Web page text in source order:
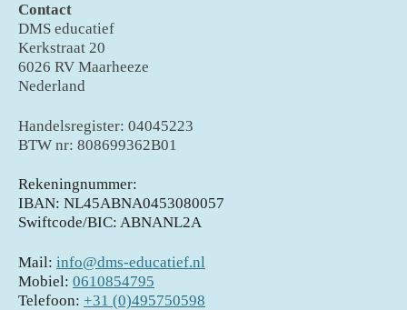
Contact
DMS educatief
Kerkstraat 20
6026 RV Maarheeze
Nederland
Handelsregister: 04045223
BTW nr: 808699362B01
Rekeningnummer:
IBAN: NL45ABNA0453080057
Swiftcode/BIC: ABNANL2A
Mail: info@dms-educatief.nl
Mobiel: 0610854795
Telefoon: +31 (0)495750598